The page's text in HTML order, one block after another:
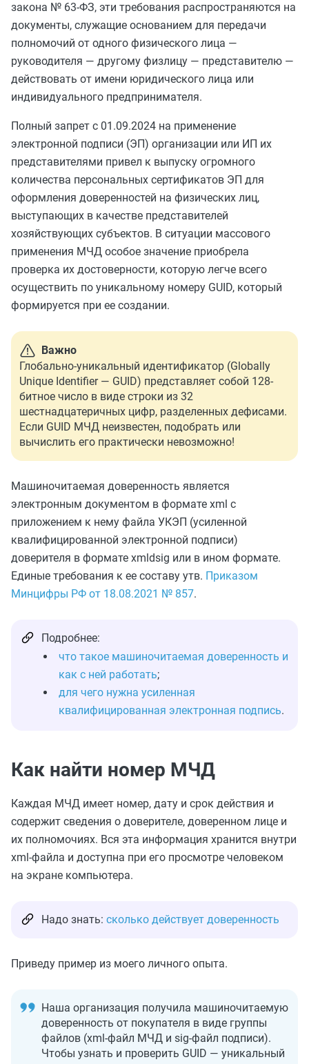
закона № 63-ФЗ, эти требования распространяются на
документы, служащие основанием для передачи
полномочий от одного физического лица —
руководителя — другому физлицу — представителю —
действовать от имени юридического лица или
индивидуального предпринимателя.
Полный запрет с 01.09.2024 на применение
электронной подписи (ЭП) организации или ИП их
представителями привел к выпуску огромного
количества персональных сертификатов ЭП для
оформления доверенностей на физических лиц,
выступающих в качестве представителей
хозяйствующих субъектов. В ситуации массового
применения МЧД особое значение приобрела
проверка их достоверности, которую легче всего
осуществить по уникальному номеру GUID, который
формируется при ее создании.
Важно
Глобально-уникальный идентификатор (Globally
Unique Identifier — GUID) представляет собой 128-
битное число в виде строки из 32
шестнадцатеричных цифр, разделенных дефисами.
Если GUID МЧД неизвестен, подобрать или
вычислить его практически невозможно!
Машиночитаемая доверенность является
электронным документом в формате xml с
приложением к нему файла УКЭП (усиленной
квалифицированной электронной подписи)
доверителя в формате xmldsig или в ином формате.
Единые требования к ее составу утв. Приказом
Минцифры РФ от 18.08.2021 № 857.
Подробнее:
что такое машиночитаемая доверенность и
как с ней работать;
для чего нужна усиленная
квалифицированная электронная подпись.
Как найти номер МЧД
Каждая МЧД имеет номер, дату и срок действия и
содержит сведения о доверителе, доверенном лице и
их полномочиях. Вся эта информация хранится внутри
xml-файла и доступна при его просмотре человеком
на экране компьютера.
Надо знать: сколько действует доверенность
Приведу пример из моего личного опыта.
Наша организация получила машиночитаемую
доверенность от покупателя в виде группы
файлов (xml-файл МЧД и sig-файл подписи).
Чтобы узнать и проверить GUID — уникальный